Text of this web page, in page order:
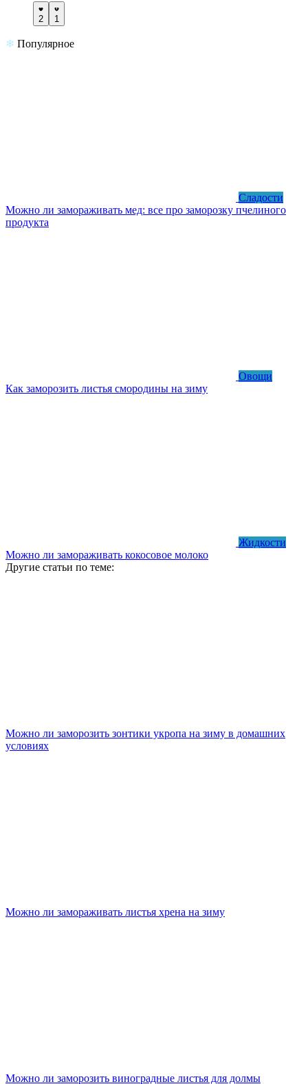
2 1
Популярное
Сладости
Можно ли замораживать мед: все про заморозку пчелиного
продукта
Овощи
Как заморозить листья смородины на зиму
Жидкости
Можно ли замораживать кокосовое молоко
Другие статьи по теме:
Можно ли заморозить зонтики укропа на зиму в домашних
условиях
Можно ли замораживать листья хрена на зиму
Можно ли заморозить виноградные листья для долмы